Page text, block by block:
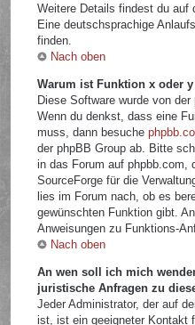
Weitere Details findest du auf
Eine deutschsprachige
finden.
Nach oben
Warum ist Funktion x oder
Diese Software wurde von
Wenn du denkst, dass eine
muss, dann besuche
der phpBB Group ab. Bitte
in das Forum auf phpbb.com,
SourceForge für die
lies im Forum nach, ob es
gewünschten Funktion gibt.
Anweisungen zu Funktions-
Nach oben
An wen soll ich mich
juristische Anfragen zu
Jeder Administrator, der auf
ist, ist ein geeigneter Kontakt